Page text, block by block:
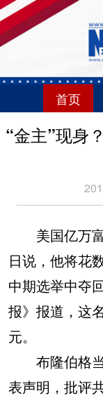
首页
“金主”现身
美国亿万富
日说，他将花
中期选举中夺
报》报道，这
元。
布隆伯格当
表声明，批评